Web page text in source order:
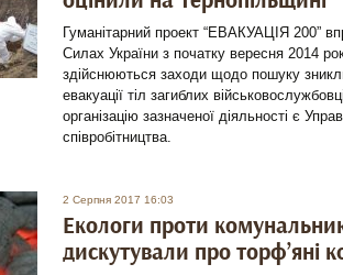
Гуманітарний проект “ЕВАКУАЦІЯ 200”
Силах України з початку вересня 2014
здійснюються заходи щодо пошуку
евакуації тіл загиблих
організацію зазначеної діяльності є
співробітництва.
2 Серпня 2017 16:03
Екологи проти
дискутували про торф’яні